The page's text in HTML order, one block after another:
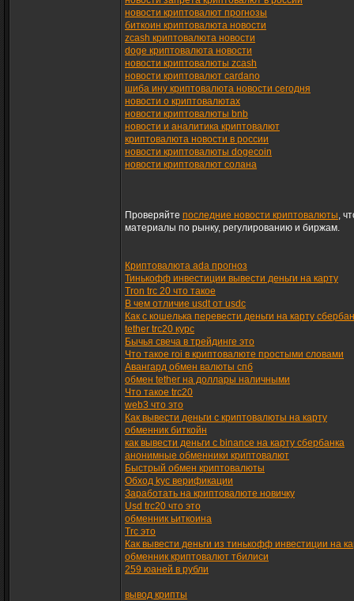
новости криптовалют прогнозы
биткоин криптовалюта новости
zcash криптовалюта новости
doge криптовалюта новости
новости криптовалюты zcash
новости криптовалют cardano
шиба ину криптовалюта новости сегодня
новости о криптовалютах
новости криптовалюты bnb
новости и аналитика криптовалют
криптовалюта новости в россии
новости криптовалюты dogecoin
новости криптовалют солана
Проверяйте последние новости криптовалюты,
материалы по рынку, регулированию и биржам.
Криптовалюта ada прогноз
Тинькофф инвестиции вывести деньги на карту
Tron trc 20 что такое
В чем отличие usdt от usdc
Как с кошелька перевести деньги на карту
tether trc20 курс
Бычья свеча в трейдинге это
Что такое roi в криптовалюте простыми словами
Авангард обмен валюты спб
обмен tether на доллары наличными
Что такое trc20
web3 что это
Как вывести деньги с криптовалюты на карту
обменник биткойн
как вывести деньги с binance на карту сбербанка
анонимные обменники криптовалют
Быстрый обмен криптовалюты
Обход kyc верификации
Заработать на криптовалюте новичку
Usd trc20 что это
обменник ьиткоина
Trc это
Как вывести деньги из тинькофф инвестиции на
обменник криптовалют тбилиси
259 юаней в рубли
вывод крипты